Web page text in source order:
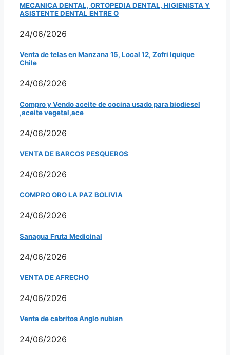
MECANICA DENTAL, ORTOPEDIA DENTAL, HIGIENISTA Y
ASISTENTE DENTAL ENTRE O
24/06/2026
Venta de telas en Manzana 15, Local 12, Zofri Iquique
Chile
24/06/2026
Compro y Vendo aceite de cocina usado para biodiesel
,aceite vegetal,ace
24/06/2026
VENTA DE BARCOS PESQUEROS
24/06/2026
COMPRO ORO LA PAZ BOLIVIA
24/06/2026
Sanagua Fruta Medicinal
24/06/2026
VENTA DE AFRECHO
24/06/2026
Venta de cabritos Anglo nubian
24/06/2026